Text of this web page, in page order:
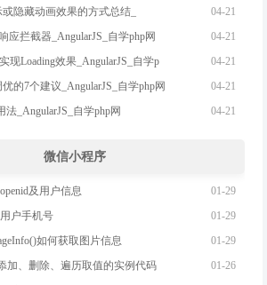
隐藏动画效果的方式总结_ 04-21
应拦截器_AngularJS_自学php网 04-21
现Loading效果_AngularJS_自学p 04-21
的7个建议_AngularJS_自学php网 04-21
法_AngularJS_自学php网 04-21
微信小程序
及用户信息 01-29
户手机号 01-29
如何获取图片信息 01-29
加、删除、遍历取值的实例代码 01-26